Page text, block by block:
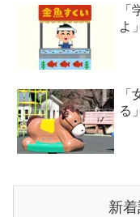
よ
る
新